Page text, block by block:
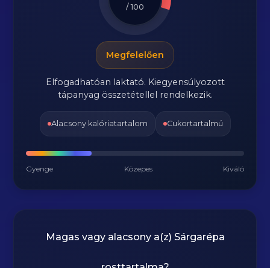
/ 100
Megfelelően
Elfogadhatóan laktató. Kiegyensúlyozott
tápanyag összetétellel rendelkezik.
Alacsony kalóriatartalom Cukortartalmú
Gyenge Közepes Kiváló
Magas vagy alacsony a(z) Sárgarépa